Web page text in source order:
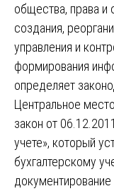
общества, права и
создания,
управления и
формирования
определяет
Центральное
закон от
учете», который
бухгалтерскому